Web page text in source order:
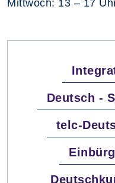
Mittwoch: 13 – 17
Deutsch -
telc-